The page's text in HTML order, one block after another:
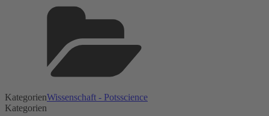
KategorienWissenschaft - Potsscience
Kategorien